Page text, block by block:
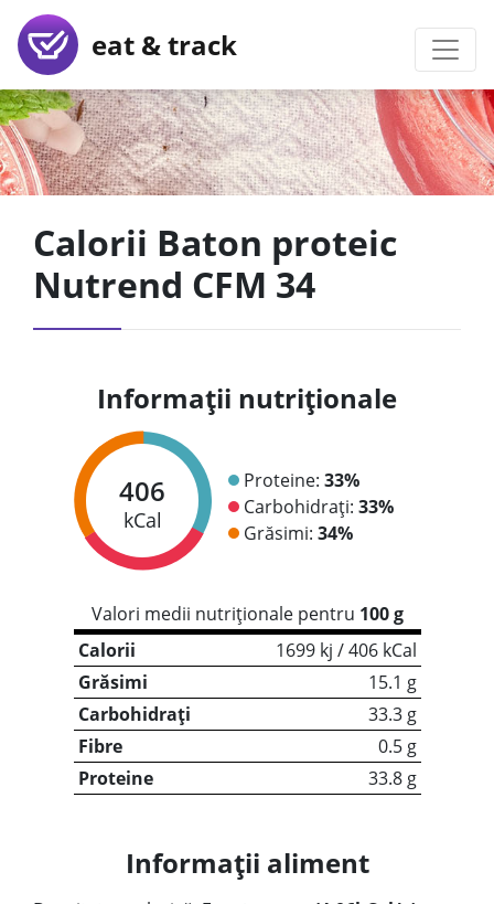
eat & track
Calorii Baton proteic
Nutrend CFM 34
Informații nutriționale
406
kCal
Proteine: 33%
Carbohidrați: 33%
Grăsimi: 34%
Valori medii nutriționale pentru 100 g
Calorii
1699 kj / 406 kCal
Grăsimi
15.1 g
Carbohidrați
33.3 g
Fibre
0.5 g
Proteine
33.8 g
Informații aliment